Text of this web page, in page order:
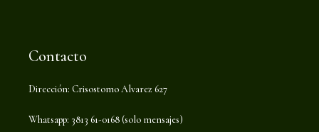
Contacto
Dirección: Crisostomo Alvarez 627
Whatsapp: 3813 61-0168 (solo mensajes)